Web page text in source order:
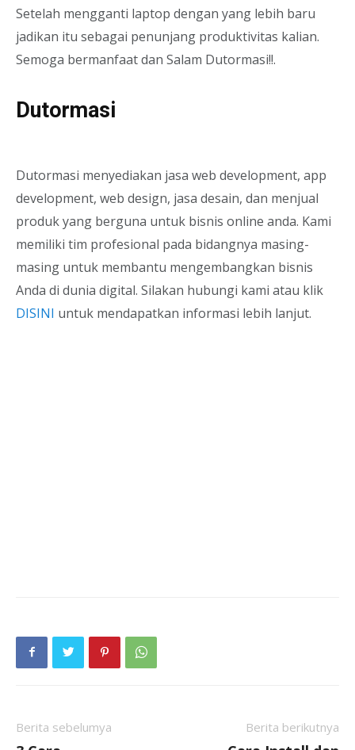
Setelah mengganti laptop dengan yang lebih baru
jadikan itu sebagai penunjang produktivitas kalian.
Semoga bermanfaat dan Salam Dutormasi!!.
Dutormasi
Dutormasi menyediakan jasa web development, app
development, web design, jasa desain, dan menjual
produk yang berguna untuk bisnis online anda. Kami
memiliki tim profesional pada bidangnya masing-
masing untuk membantu mengembangkan bisnis
Anda di dunia digital. Silakan hubungi kami atau klik
DISINI untuk mendapatkan informasi lebih lanjut.
Berita sebelumya Berita berikutnya